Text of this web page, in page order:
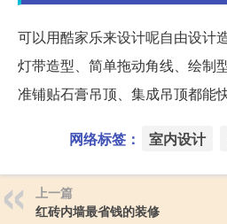
可以用酷家乐来设计呢自由设计
灯带造型、简单拖动角线、绘制
准铺贴石膏吊顶、集成吊顶都能
网络标签： 室内设计
上一篇
红砖内墙最省钱的装修